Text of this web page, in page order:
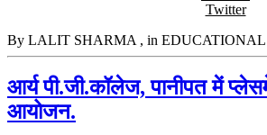
Twitter
By LALIT SHARMA , in EDUCATIONAL
आर्य पी.जी.कॉलेज, पानीपत में
आयोजन.